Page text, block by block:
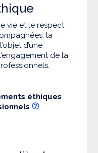
vie et le respect
la
d’une
de la
éthiques